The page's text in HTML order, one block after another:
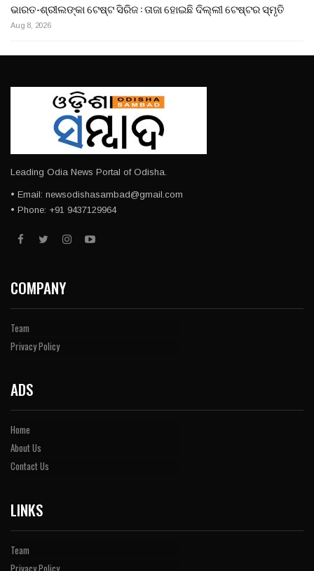
ଭାରତ-ଶ୍ରୀଲଙ୍କା ଟେଷ୍ଟ ସିରିଜ : ତାଜା ହୋଇଛି ଦିଲ୍ଲୀ ଟେଷ୍ଟର ସ୍ମୃତି
Aug 8, 2026
Leading Odia News Portal of Odisha.
• Email: newsodishasambad@gmail.com
• Phone: +91 9437129964
COMPANY
Team
Privacy Policy
ADS
Home
About Us
Contact Us
LINKS
Team
Privacy Policy